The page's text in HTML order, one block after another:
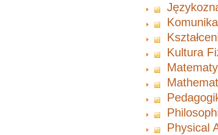
Kultura
Physical